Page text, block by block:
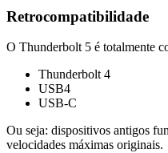
Retrocompatibilidade
O Thunderbolt 5 é totalmente
Thunderbolt 4
USB4
USB-C
Ou seja: dispositivos antigos
velocidades máximas originais.